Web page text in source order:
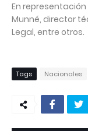
En representación
Munné, director
Legal, entre otros.
Tags Nacionales